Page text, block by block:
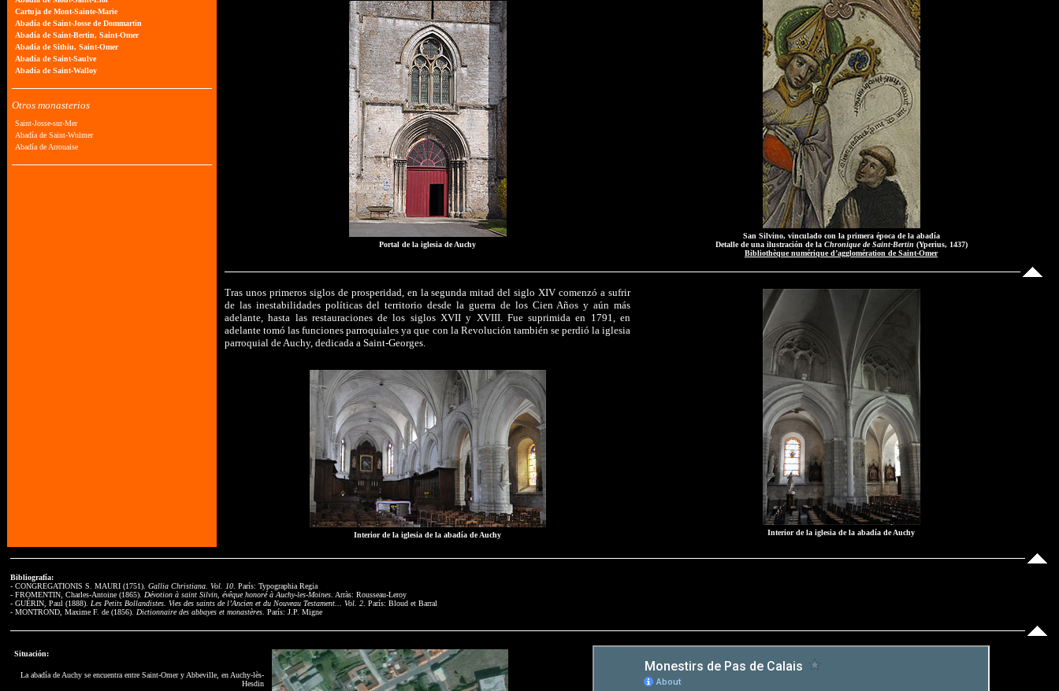
Portal de la iglesia de Auchy
San Silvino, vinculado con la primera época de la abadía
Detalle de una ilustración de la Chronique de Saint-Bertin (Yperius, 1437)
Bibliothèque numérique d’agglomération de Saint-Omer
Tras unos primeros siglos de prosperidad, en la segunda mitad del siglo XIV comenzó a sufrir
de las inestabilidades políticas del territorio desde la guerra de los Cien Años y aún más
adelante, hasta las restauraciones de los siglos XVII y XVIII. Fue suprimida en 1791, en
adelante tomó las funciones parroquiales ya que con la Revolución también se perdió la iglesia
parroquial de Auchy, dedicada a Saint-Georges.
Interior de la iglesia de la abadía de Auchy
Interior de la iglesia de la abadía de Auchy
Bibliografía:
- CONGREGATIONIS S. MAURI (1751). Gallia Christiana. Vol. 10 . París: Typographia Regia
- FROMENTIN, Charles-Antoine (1865). Dévotion à saint Silvin, évêque honoré à Auchy-les-Moines . Arràs: Rousseau-Leroy
- GUÉRIN, Paul (1888). Les Petits Bollandistes. Vies des saints de l’Ancien et du Nouveau Testament... Vol. 2 . París: Bloud et Barral
- MONTROND, Maxime F. de (1856). Dictionnaire des abbayes et monastères . París: J.P. Migne
Situación:
La abadía de Auchy se encuentra entre Saint-Omer y Abbeville, en Auchy-lès-
Hesdin